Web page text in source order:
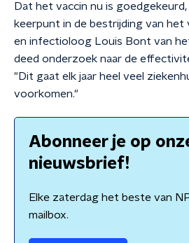
Dat het vaccin nu is
keerpunt in de bestrijding van
en infectioloog Louis Bont van
deed onderzoek naar de
"Dit gaat elk jaar heel veel
voorkomen."
Abonneer je op
nieuwsbrief!
Elke zaterdag het beste van
mailbox.